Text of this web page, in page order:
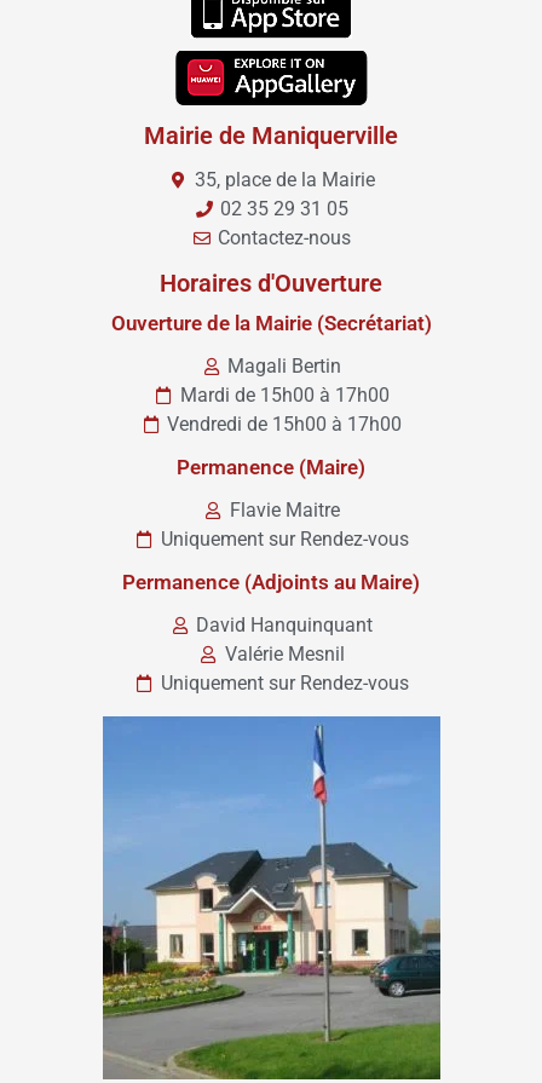
Mairie de Maniquerville
35, place de la Mairie
02 35 29 31 05
Contactez-nous
Horaires d'Ouverture
Ouverture de la Mairie (Secrétariat)
Magali Bertin
Mardi de 15h00 à 17h00
Vendredi de 15h00 à 17h00
Permanence (Maire)
Flavie Maitre
Uniquement sur Rendez-vous
Permanence (Adjoints au Maire)
David Hanquinquant
Valérie Mesnil
Uniquement sur Rendez-vous